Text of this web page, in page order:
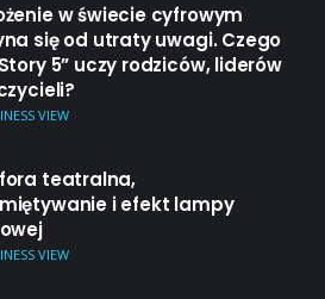
w świecie cyfrowym
się od utraty uwagi. Czego
5” uczy rodziców, liderów
VIEW
teatralna,
i efekt lampy
VIEW